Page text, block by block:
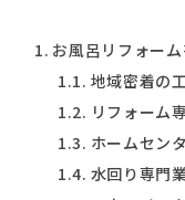
お風呂リフォー
地域密着の
リフォーム
ホームセン
水回り専門